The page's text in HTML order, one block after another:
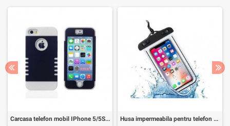
Carcasa telefon mobil IPhone 5/5S/5C Husa impermeabila pentru telefon 6inch